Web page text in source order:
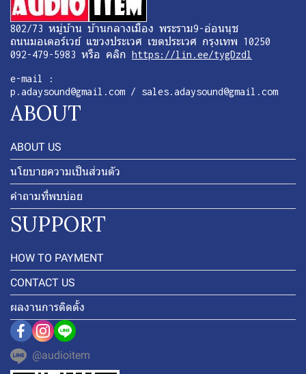
802/73 หมู่บ้าน บ้านกลางเมือง พระราม9-อ่อนนุช
ถนนมอเตอร์เวย์ แขวงประเวศ เขตประเวศ กรุงเทพ 10250
092-479-5983 หรือ คลิก https://lin.ee/tygDzdl
e-mail :
p.adaysound@gmail.com / sales.adaysound@gmail.com
ABOUT
ABOUT US
นโยบายความเป็นส่วนตัว
คำถามที่พบบ่อย
SUPPORT
HOW TO PAYMENT
CONTACT US
ผลงานการติดตั้ง
@audioitem